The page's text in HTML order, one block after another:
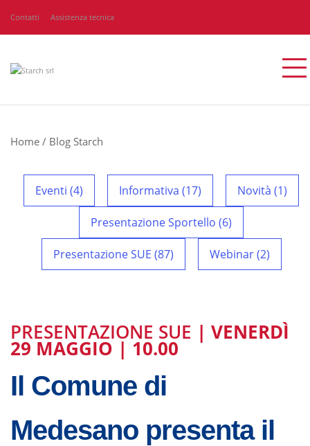
Contatti Assistenza tecnica
Home / Blog Starch
Eventi (4) Informativa (17) Novità (1)
Presentazione Sportello (6)
Presentazione SUE (87) Webinar (2)
PRESENTAZIONE SUE | VENERDÌ
29 MAGGIO | 10.00
Il Comune di
Medesano presenta il